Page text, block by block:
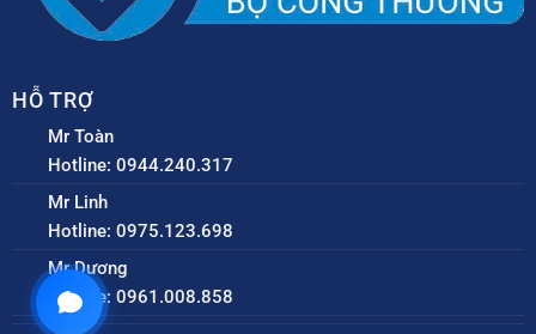
HỖ TRỢ
Mr Toàn
Hotline: 0944.240.317
Mr Linh
Hotline: 0975.123.698
Mr Dương
Hotline: 0961.008.858